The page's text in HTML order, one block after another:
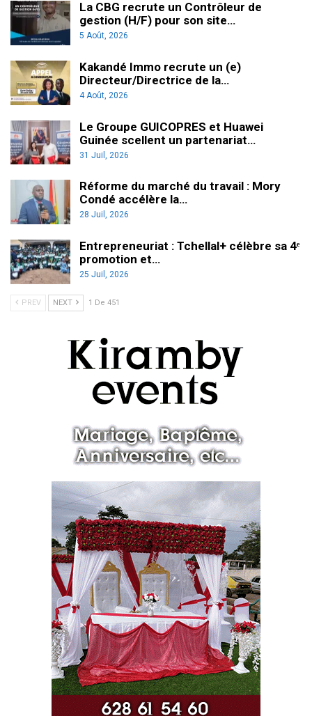
La CBG recrute un Contrôleur de
gestion (H/F) pour son site…
5 Août, 2026
Kakandé Immo recrute un (e)
Directeur/Directrice de la…
4 Août, 2026
Le Groupe GUICOPRES et Huawei
Guinée scellent un partenariat…
31 Juil, 2026
Réforme du marché du travail : Mory
Condé accélère la…
28 Juil, 2026
Entrepreneuriat : Tchellal+ célèbre sa 4ᵉ
promotion et…
25 Juil, 2026
PREV NEXT 1 De 451